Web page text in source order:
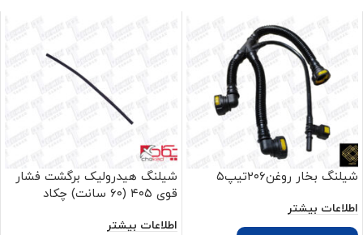
شیلنگ بخار روغن۲۰۶تیپ۵
اطلاعات بیشتر
شیلنگ هیدرولیک برگشت فشار
قوی ۴۰۵ (۶۰ سانت) چکاد
اطلاعات بیشتر